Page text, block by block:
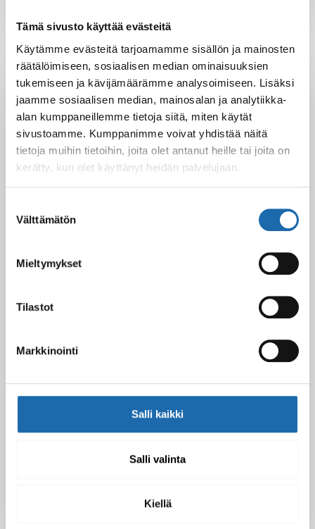
Tämä sivusto käyttää evästeitä
Käytämme evästeitä tarjoamamme sisällön ja mainosten
räätälöimiseen, sosiaalisen median ominaisuuksien
tukemiseen ja kävijämäärämme analysoimiseen. Lisäksi
jaamme sosiaalisen median, mainosalan ja analytiikka-
alan kumppaneillemme tietoja siitä, miten käytät
sivustoamme. Kumppanimme voivat yhdistää näitä
tietoja muihin tietoihin, joita olet antanut heille tai joita on
kerätty, kun olet käyttänyt heidän palvelujaan.
valinta
Välttämätön
Mieltymykset
Tilastot
Markkinointi
Salli kaikki
Salli valinta
Kiellä
Latest Post
Black Friday & cyber Monday 2025!
28.11.2025
30.10.2024